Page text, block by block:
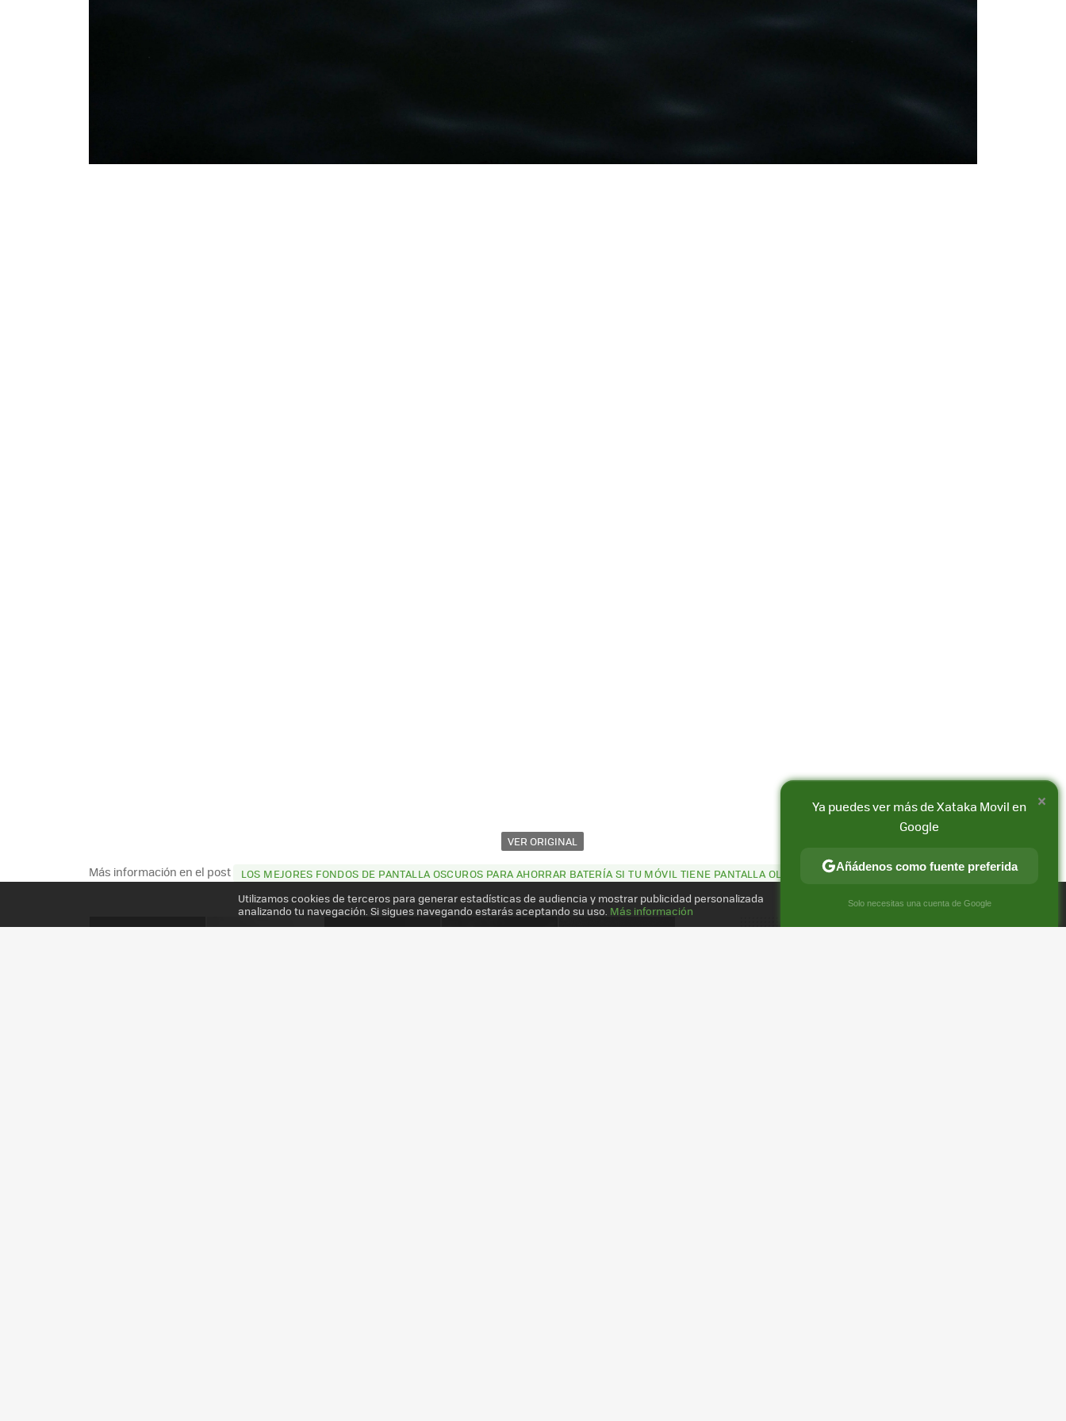
VER ORIGINAL
Compartir
E-
Más información en el post LOS MEJORES FONDOS DE PANTALLA OSCUROS PARA AHORRAR BATERÍA SI TU MÓVIL TIENE PANTALLA OLED
Utilizamos cookies de terceros para generar estadísticas de audiencia y mostrar publicidad personalizada
analizando tu navegación. Si sigues navegando estarás aceptando su uso. Más información
×
Ya puedes ver más de Xataka Movil en
Google
Añádenos como fuente preferida
Solo necesitas una cuenta de Google